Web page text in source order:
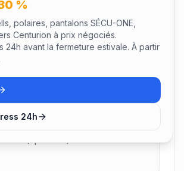
%
polaires, pantalons SÉCU-ONE,
Centurion à prix négociés.
24h avant la fermeture estivale. À partir
24h